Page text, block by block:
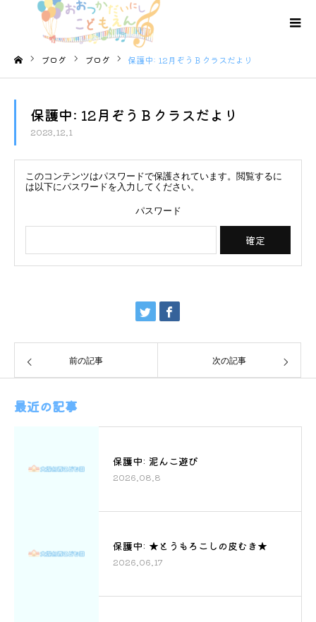
ブログ ブログ 保護中: 12月ぞうＢクラスだより
保護中: 12月ぞうＢクラスだより
2023.12.1
このコンテンツはパスワードで保護されています。閲覧するに
は以下にパスワードを入力してください。
パスワード
前の記事 次の記事
最近の記事
保護中: 泥んこ遊び
2026.08.8
保護中: ★とうもろこしの皮むき★
2026.06.17